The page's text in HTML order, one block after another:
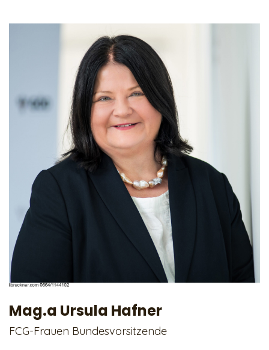
Mag.a Ursula Hafner
FCG-Frauen Bundesvorsitzende